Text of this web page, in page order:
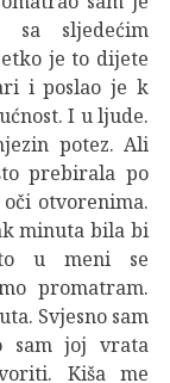
sljedećim
je to dijete
i poslao je k
I u ljude.
potez. Ali
prebirala po
otvorenima.
minuta bila bi
u meni se
promatram.
Svjesno sam
sam joj vrata
Kiša me